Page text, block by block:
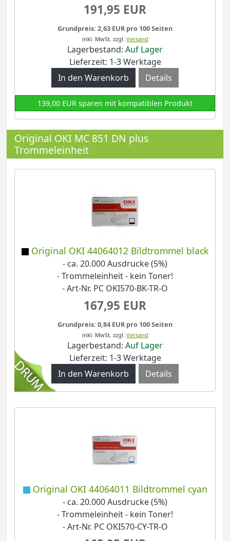
191,95 EUR
Grundpreis: 2,63 EUR pro 100 Seiten
inkl. MwSt. zzgl. Versand
Lagerbestand: Auf Lager
Lieferzeit: 1-3 Werktage
Details
139,00 EUR sparen mit kompatiblen Produkt
Original OKI MC 851 DN plus
Trommeleinheit
Original OKI 44064012 Bildtrommel black
- ca. 20.000 Ausdrucke (5%)
- Trommeleinheit - kein Toner!
- Art-Nr. PC OKI570-BK-TR-O
167,95 EUR
Grundpreis: 0,84 EUR pro 100 Seiten
inkl. MwSt. zzgl. Versand
Lagerbestand: Auf Lager
Lieferzeit: 1-3 Werktage
Details
Original OKI 44064011 Bildtrommel cyan
- ca. 20.000 Ausdrucke (5%)
- Trommeleinheit - kein Toner!
- Art-Nr. PC OKI570-CY-TR-O